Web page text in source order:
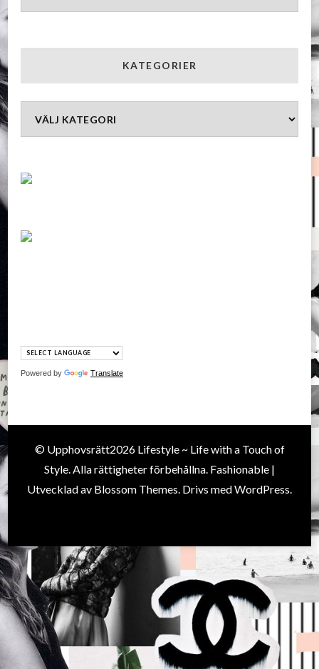
KATEGORIER
Kategorier
Powered by Translate
© Upphovsrätt2026 Lifestyle ~ Life with a Touch of
Style. Alla rättigheter förbehållna. Fashionable |
Utvecklad av Blossom Themes. Drivs medWordPress.